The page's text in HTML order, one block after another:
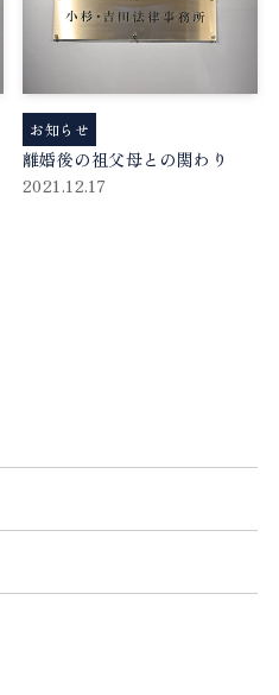
離婚後の祖父母との関わり
2021.12.17
お知らせ